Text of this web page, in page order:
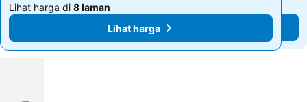
Lihat harga di 8 laman
Lihat harga
Lihat harga di 8 laman
Lihat harga